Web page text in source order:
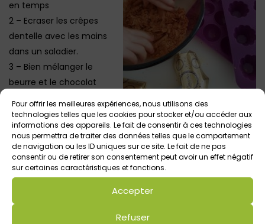
Pour offrir les meilleures expériences, nous utilisons des
technologies telles que les cookies pour stocker et/ou accéder aux
informations des appareils. Le fait de consentir à ces technologies
nous permettra de traiter des données telles que le comportement
de navigation ou les ID uniques sur ce site. Le fait de ne pas
consentir ou de retirer son consentement peut avoir un effet négatif
sur certaines caractéristiques et fonctions.
Accepter
Refuser
en temps
2 – Ecraser les crêpes
dentelle avec les mains
dans un saladier.
3 – Bien mélanger le
beurre et le chocolat
sur les crêpes dentelle
écrasées.
4 – Remuer le tout délicatement
5 – Verser la préparation dans les moules à glaçons.
6 – Laisser 2h au frigo
7 – Démouler et déguster
Photos @Annie B.